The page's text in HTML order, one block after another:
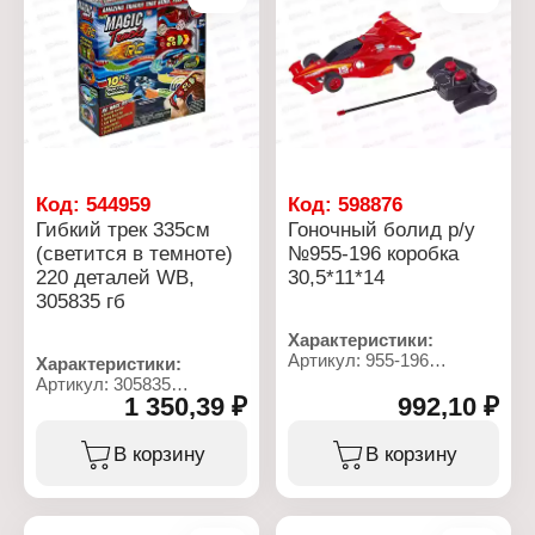
Материал: металл,
пластик
Комплектация: машинка
Питание: 1хААА
Размер машинки:
4,5х9х5,5 см
Материал: пластик
Код: 544959
Гибкий трек 335см
(светится в темноте)
220 деталей WB,
305835 гб
Характеристики:
Артикул: 305835
Тип товара: Игровой
Модель: "Гибкий трек"
Конструкция: сборный
1 350,39 ₽
В корзину
Код:598876
Гоночный болид р/у
№955-196 коробка
30,5*11*14
Характеристики:
Артикул: 955-196
Модель: "Гоночный
Механизм: на
радиоуправлении
7х22х11 см
Материал: пластик
992,10 ₽
В корзину